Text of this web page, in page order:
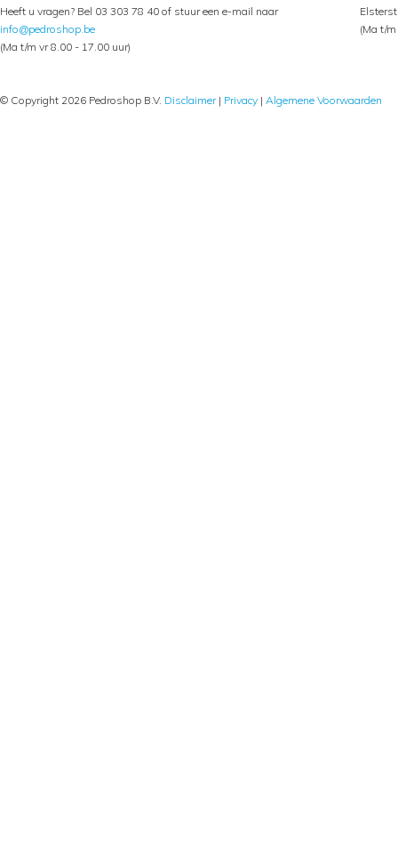
Heeft u vragen? Bel 03 303 78 40 of stuur een e-mail naar
info@pedroshop.be
(Ma t/m vr 8.00 - 17.00 uur)
(Ma t/
© Copyright 2026 Pedroshop B.V. Disclaimer| Privacy | Algemene Voorwaarden